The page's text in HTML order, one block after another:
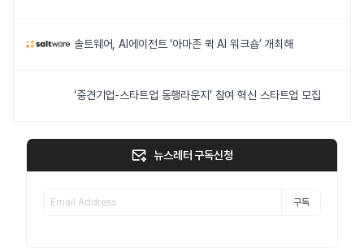
솔트웨어, AI에이전트 ‘아마존 퀵 AI 워크숍’ 개최해
‘중견기업-스타트업 동행라운지’ 참여 혁신 스타트업 모집
뉴스레터 구독신청
구독